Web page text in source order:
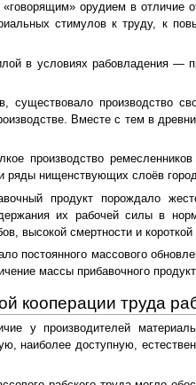
орудием в
стимулов к труду, к
в условиях рабовладения —
существовало производство
Вместе с тем в
производство
нищенствующих слоёв
продукт порождало
их рабочей силы в
высокой смертности и
постоянного массового
массы прибавочного
кооперации труда
у производителей
наиболее доступную,